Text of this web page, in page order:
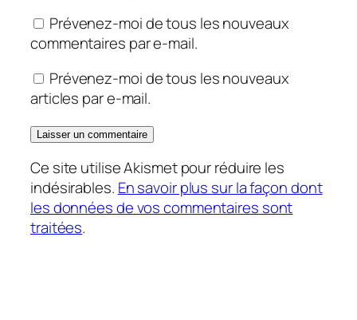
Prévenez-moi de tous les nouveaux
commentaires par e-mail.
Prévenez-moi de tous les nouveaux
articles par e-mail.
Ce site utilise Akismet pour réduire les
indésirables. En savoir plus sur la façon dont
les données de vos commentaires sont
traitées.